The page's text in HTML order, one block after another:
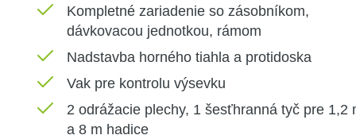
Kompletné zariadenie so zásobníkom,
dávkovacou jednotkou, rámom
Nadstavba horného tiahla a protidoska
Vak pre kontrolu výsevku
2 odrážacie plechy, 1 šesťhranná tyč pre 1,2
a 8 m hadice